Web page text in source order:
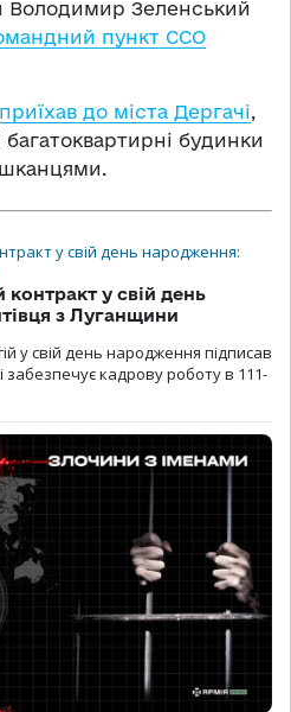
Володимир Зеленський
пункт ССО
приїхав до міста Дергачі
багатоквартирні будинки
у свій день
з Луганщини
у свій день народження підписав
забезпечує кадрову роботу в 111-